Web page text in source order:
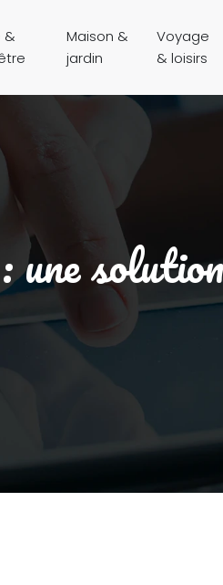
&
Maison &
jardin
Voyage
& loisirs